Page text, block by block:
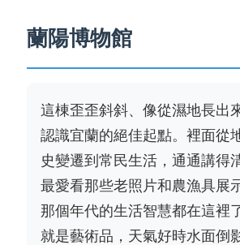
蘭陽博物館
這棟歪歪斜斜、像從濕地長出
認識宜蘭的絕佳起點。裡面從
史變遷到常民生活，通通講得
最愛看那些老照片和農漁具展
那個年代的生活智慧都在這裡
就是藝術品，天氣好時水面倒